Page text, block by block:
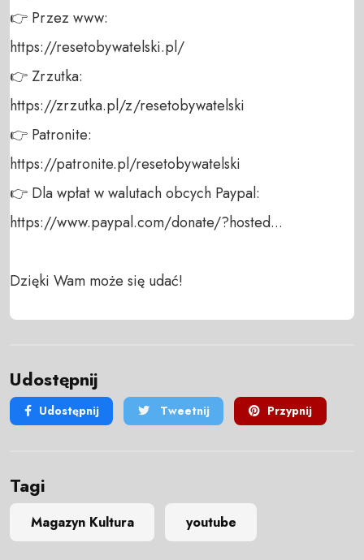
👉 Przez www:
https://resetobywatelski.pl/
👉 Zrzutka:
https://zrzutka.pl/z/resetobywatelski
👉 Patronite:
https://patronite.pl/resetobywatelski
👉 Dla wpłat w walutach obcych Paypal:
https://www.paypal.com/donate/?hosted...
Dzięki Wam może się udać!
Udostępnij
Udostępnij Tweetnij Przypnij
Tagi
Magazyn Kultura youtube